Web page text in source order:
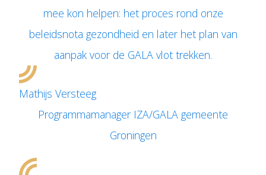
mee kon helpen: het proces rond onze
beleidsnota gezondheid en later het plan van
aanpak voor de GALA vlot trekken.
Mathijs Versteeg
Programmamanager IZA/GALA gemeente
Groningen